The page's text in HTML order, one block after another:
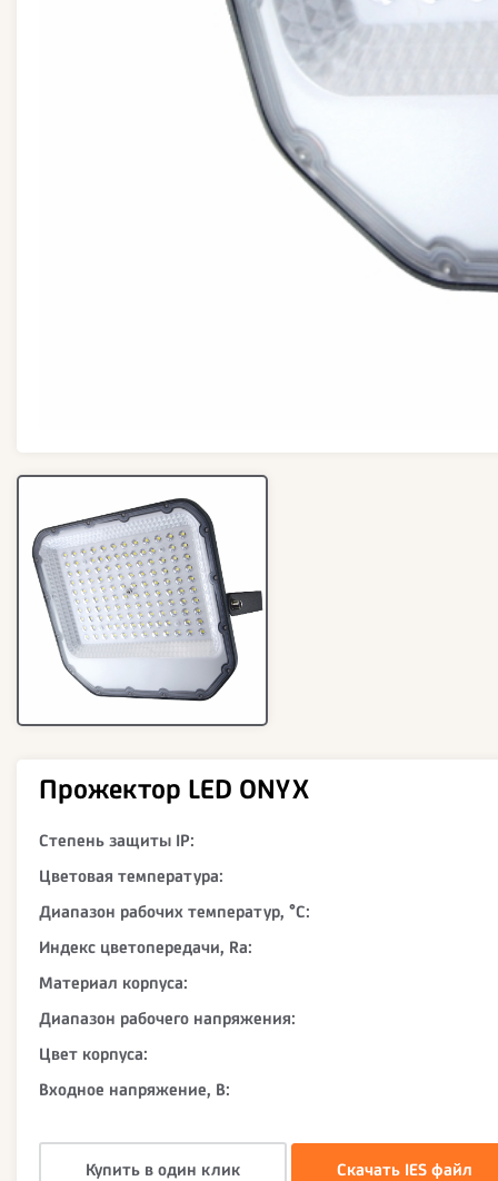
Прожектор LED ONYX
Степень защиты IP:
Цветовая температура:
Диапазон рабочих температур, °С:
Индекс цветопередачи, Ra:
Материал корпуса:
Диапазон рабочего напряжения:
Цвет корпуса:
Входное напряжение, В:
Купить в один клик Скачать IES файл